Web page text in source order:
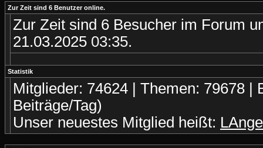
Zur Zeit sind 6 Benutzer online.
Zur Zeit sind 6 Besucher im Forum
21.03.2025 03:35.
Statistik
Mitglieder: 74624 | Themen: 79678 |
Beiträge/Tag)
Unser neuestes Mitglied heißt: